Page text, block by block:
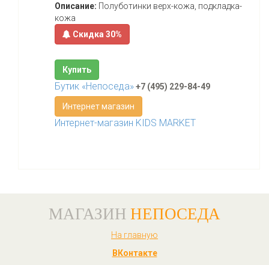
Описание: Полуботинки верх-кожа, подкладка-
кожа
Скидка 30%
Купить
Бутик «Непоседа»+7 (495) 229-84-49
Интернет магазин
Интернет-магазин KIDS MARKET
МАГАЗИН НЕПОСЕДА
На главную
ВКонтакте